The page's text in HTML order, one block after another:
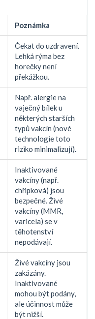
Poznámka
Čekat do uzdravení.
Lehká rýma bez
horečky není
překážkou.
Např. alergie na
vaječný bílek u
některých starších
typů vakcín (nové
technologie toto
riziko minimalizují).
Inaktivované
vakcíny (např.
chřipková) jsou
bezpečné. Živé
vakcíny (MMR,
varicela) se v
těhotenství
nepodávají.
Živé vakcíny jsou
zakázány.
Inaktivované
mohou být podány,
ale účinnost může
být nižší.